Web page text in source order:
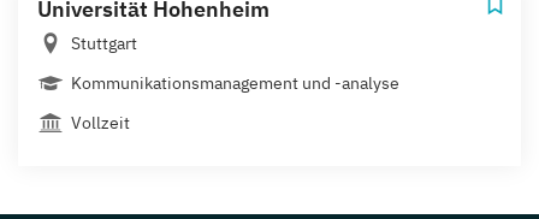
Universität Hohenheim
Stuttgart
Kommunikationsmanagement und -analyse
Vollzeit